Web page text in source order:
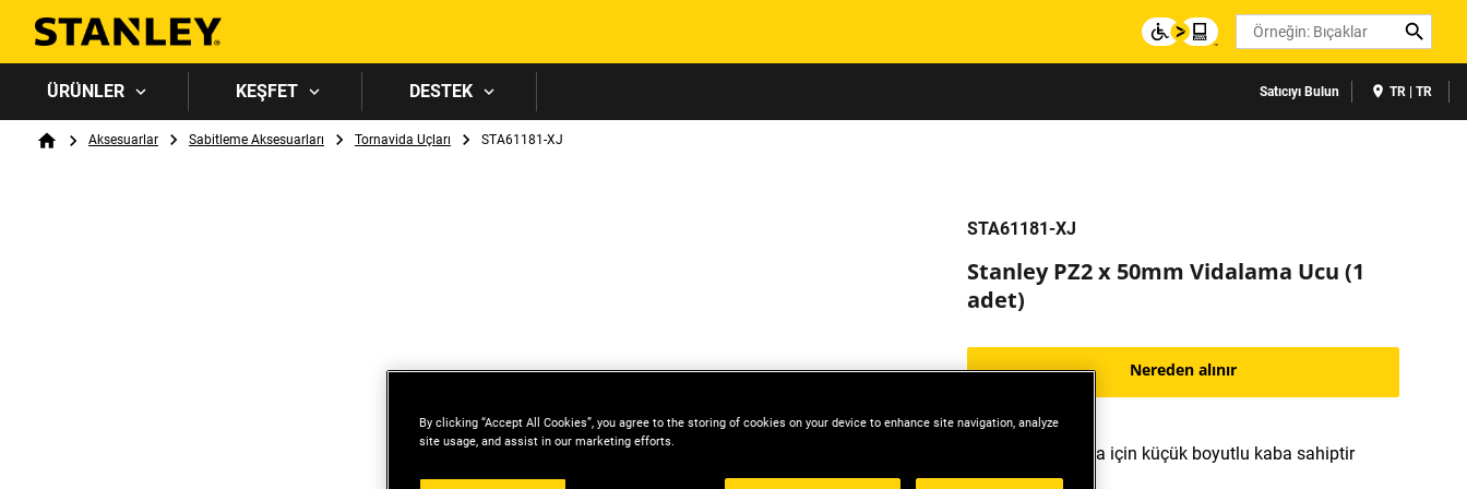
Search
ÜRÜNLER KEŞFET DESTEK Satıcıyı Bulun TR | TR
Breadcrumb
HomeAksesuarlar Sabitleme Aksesuarları Tornavida Uçları STA61181-XJ
STA61181-XJ
Stanley PZ2 x 50mm Vidalama Ucu (1
adet)
Nereden alınır
Kolay saklama için küçük boyutlu kaba sahiptir
By clicking “Accept All Cookies”, you agree to the storing of cookies on your device to enhance site navigation, analyze
site usage, and assist in our marketing efforts.